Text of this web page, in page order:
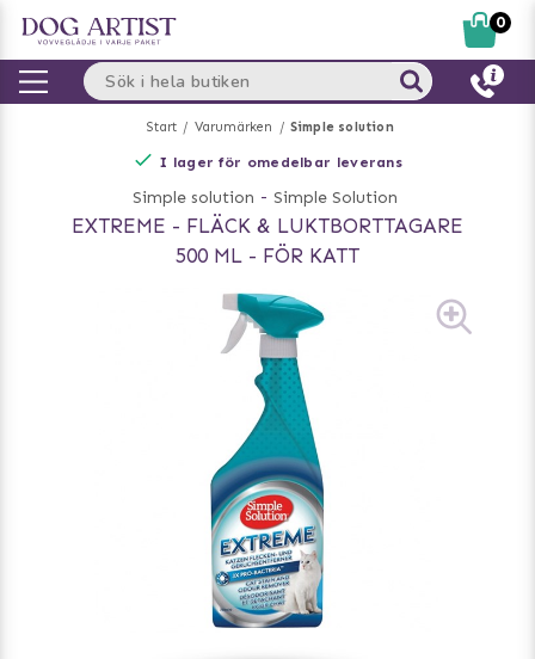
Start Varumärken Simple solution
I lager för omedelbar leverans
Simple solution - Simple Solution
EXTREME - FLÄCK & LUKTBORTTAGARE
500 ML - FÖR KATT
0